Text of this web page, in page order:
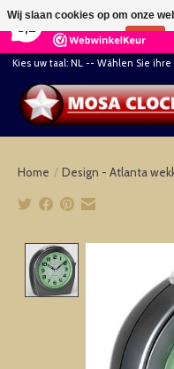
164
Kies uw taal: NL -- Wählen Sie
Home / Design - Atlanta
Product
Wij slaan cookies op om onze
Nee